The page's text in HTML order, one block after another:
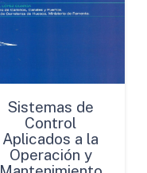
Sistemas de
Control
Aplicados a la
Operación y